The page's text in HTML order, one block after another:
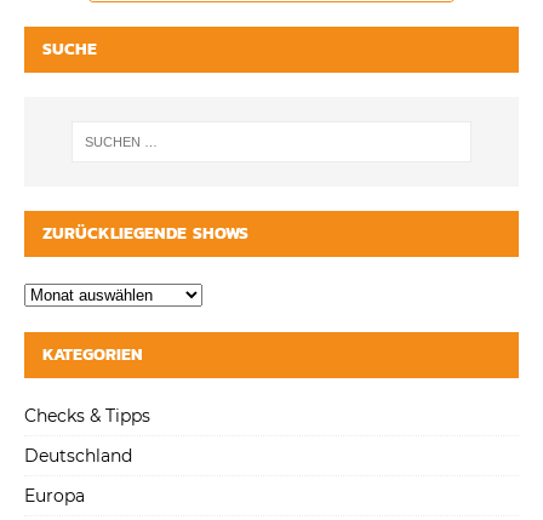
SUCHE
ZURÜCKLIEGENDE SHOWS
KATEGORIEN
Checks & Tipps
Deutschland
Europa